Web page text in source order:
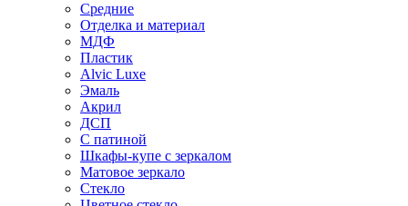
Средние
Отделка и материал
МДФ
Пластик
Alvic Luxe
Эмаль
Акрил
ДСП
С патиной
Шкафы-купе с зеркалом
Матовое зеркало
Стекло